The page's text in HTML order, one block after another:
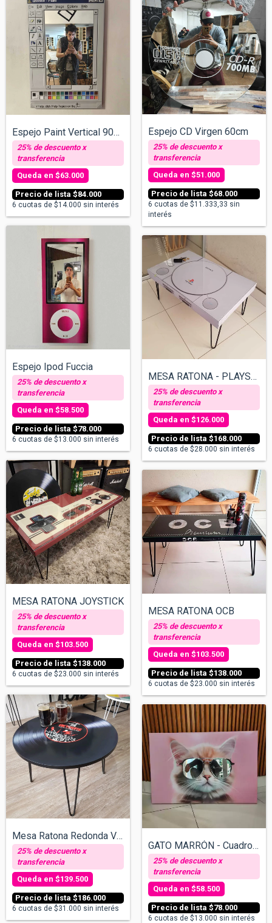
Espejo Paint Vertical 90x60
$84.000
$63.000
6 cuotas de $14.000 sin interés
Espejo CD Virgen 60cm
$68.000
$51.000
6 cuotas de $11.333,33 sin
interés
Espejo Ipod Fuccia
$78.000
$58.500
6 cuotas de $13.000 sin interés
MESA RATONA - PLAYSTATION
$168.000
$126.000
6 cuotas de $28.000 sin interés
MESA RATONA JOYSTICK
$138.000
$103.500
6 cuotas de $23.000 sin interés
MESA RATONA OCB
$138.000
$103.500
6 cuotas de $23.000 sin interés
Mesa Ratona Redonda Vinilo - Varios dise...
$186.000
$139.500
6 cuotas de $31.000 sin interés
GATO MARRÓN - Cuadro con espejos v/tamañ...
$78.000
$58.500
6 cuotas de $13.000 sin interés